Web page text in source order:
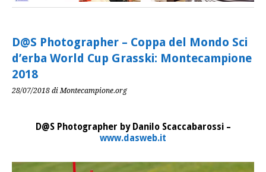
D@S Photographer – Coppa del Mondo Sci
d’erba World Cup Grasski: Montecampione
2018
28/07/2018 di Montecampione.org
D@S Photographer by Danilo Scaccabarossi –
www.dasweb.it